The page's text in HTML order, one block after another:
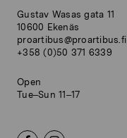
Gustav Wasas gata 11
10600 Ekenäs
proartibus@proartibus.fi
+358 (0)50 371 6339
Open
Tue–Sun 11–17